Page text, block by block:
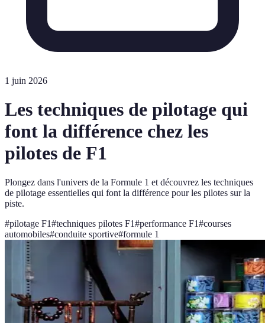
1 juin 2026
Les techniques de pilotage qui
font la différence chez les
pilotes de F1
Plongez dans l'univers de la Formule 1 et découvrez les techniques
de pilotage essentielles qui font la différence pour les pilotes sur la
piste.
#pilotage F1#techniques pilotes F1#performance F1#courses
automobiles#conduite sportive#formule 1